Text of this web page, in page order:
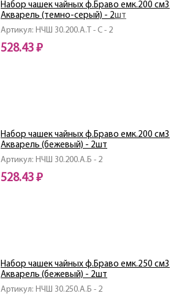
Артикул: НЧШ 30.200.А.Т - С - 2
Набор чашек чайных ф.Браво емк.200 см3
Акварель (темно-серый) - 2шт
528.43 ₽
Артикул: НЧШ 30.200.А.Б - 2
Набор чашек чайных ф.Браво емк.200 см3
Акварель (бежевый) - 2шт
528.43 ₽
Артикул: НЧШ 30.250.А.Б - 2
Набор чашек чайных ф.Браво емк.250 см3
Акварель (бежевый) - 2шт